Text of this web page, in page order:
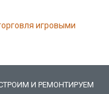
игровыми
И РЕМОНТИРУЕМ